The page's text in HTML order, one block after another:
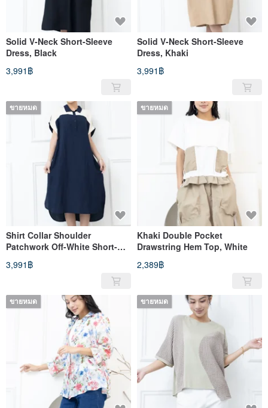
Solid V-Neck Short-Sleeve
Dress, Black
3,991฿
Solid V-Neck Short-Sleeve
Dress, Khaki
3,991฿
ขายหมด
Shirt Collar Shoulder
Patchwork Off-White Short-
3,991฿
ขายหมด
Khaki Double Pocket
Drawstring Hem Top, White
2,389฿
ขายหมด ขายหมด